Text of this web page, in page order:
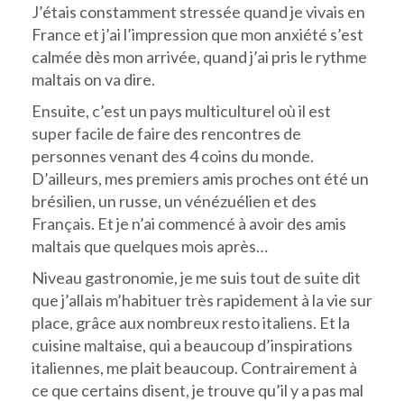
J’étais constamment stressée quand je vivais en
France et j’ai l’impression que mon anxiété s’est
calmée dès mon arrivée, quand j’ai pris le rythme
maltais on va dire.
Ensuite, c’est un pays multiculturel où il est
super facile de faire des rencontres de
personnes venant des 4 coins du monde.
D’ailleurs, mes premiers amis proches ont été un
brésilien, un russe, un vénézuélien et des
Français. Et je n’ai commencé à avoir des amis
maltais que quelques mois après…
Niveau gastronomie, je me suis tout de suite dit
que j’allais m’habituer très rapidement à la vie sur
place, grâce aux nombreux resto italiens. Et la
cuisine maltaise, qui a beaucoup d’inspirations
italiennes, me plait beaucoup. Contrairement à
ce que certains disent, je trouve qu’il y a pas mal